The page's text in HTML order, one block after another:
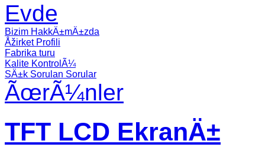
Evde
Bizim HakkÄ±mÄ±zda
Åžirket Profili
Fabrika turu
Kalite KontrolÃ¼
SÄ±k Sorulan Sorular
ÃœrÃ¼nler
TFT LCD EkranÄ±